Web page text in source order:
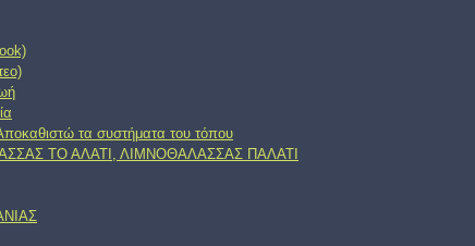
τα συστήματα του τόπου
ΤΟ ΑΛΑΤΙ, ΛΙΜΝΟΘΑΛΑΣΣΑΣ ΠΑΛΑΤΙ